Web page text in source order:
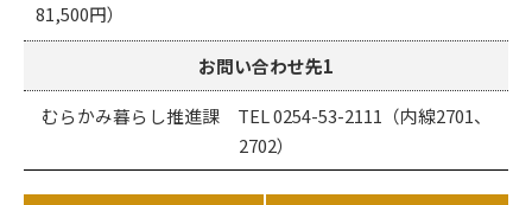
81,500円）
お問い合わせ先1
むらかみ暮らし推進課 TEL 0254-53-2111（内線2701、
2702）